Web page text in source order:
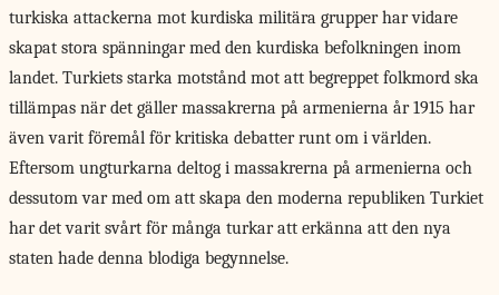
turkiska attackerna mot kurdiska militära grupper har vidare
skapat stora spänningar med den kurdiska befolkningen inom
landet. Turkiets starka motstånd mot att begreppet folkmord ska
tillämpas när det gäller massakrerna på armenierna år 1915 har
även varit föremål för kritiska debatter runt om i världen.
Eftersom ungturkarna deltog i massakrerna på armenierna och
dessutom var med om att skapa den moderna republiken Turkiet
har det varit svårt för många turkar att erkänna att den nya
staten hade denna blodiga begynnelse.